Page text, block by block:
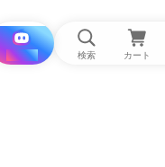
i と探す 検索 カート